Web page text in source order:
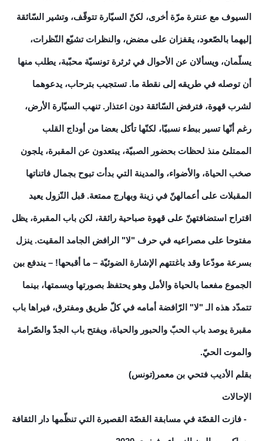
السيوف مع عنترة مرّة أخرى، لكنّ السيّارة تتوقّف، وتشير السّائقة
إليهما بالصّعود، يقفزان على مضض، والنظرات تشيّع النّظرات،
يسلّمان، ويسألان عن الأحوال في ثرثرة تونسيّة محبّبة، يطلب منها
أن توصله في طريقه إلى نقطة ما. تستجيب بترحاب، يدعوهما
لشرب قهوة، فترفض السّائقة دون اعتذار. تنهب السيّارة الأرض،
رغم أنّها تسير ببطء نسبيّا، لكنّها تأكل بعضا من أوداج القلب
الممتلئ منذ لحظات بحضور الصبيّة، يبتعدون عن المقبرة، يلجون
صخب الحياة، والأضواء، والمدينة التي بدأت تبوح بجمال فاتناتها
المقبلات على أعمالهنّ في زينة وبهارج ممتعة. قبل النّزول يعيد
اقتراح استضافتهنّ على قهوة صباحية رائقة، لكن باب المقبرة، يظل
مفتوحا على مصراعيه في حرف "لا" الرافض الجامد المقيت. ينزل
بسرعة مودّعا وقد باغتتهم الإشارة الضوئيّة – ما أقبحها! – يندفع بين
الجموع مفعما بالحياة والأمل وهو يحتفظ بصورتها وبسمتها، بينما
تتمدّد هذه الـ "لا" الرّافضة أمامه في كلّ طريق ومفترق، فيراها باب
مقبرة يوصد باب الحبّ والحبور والحياة، ويفتح باب الجدّ والصّرامة
والموت الحيّ.
بقلم الأديب فتحي بن معمر(تونس)
الإحالات
1- فازت القصّة في مسابقة القصّة القصيرة التي تنظّمها دار الثقافة